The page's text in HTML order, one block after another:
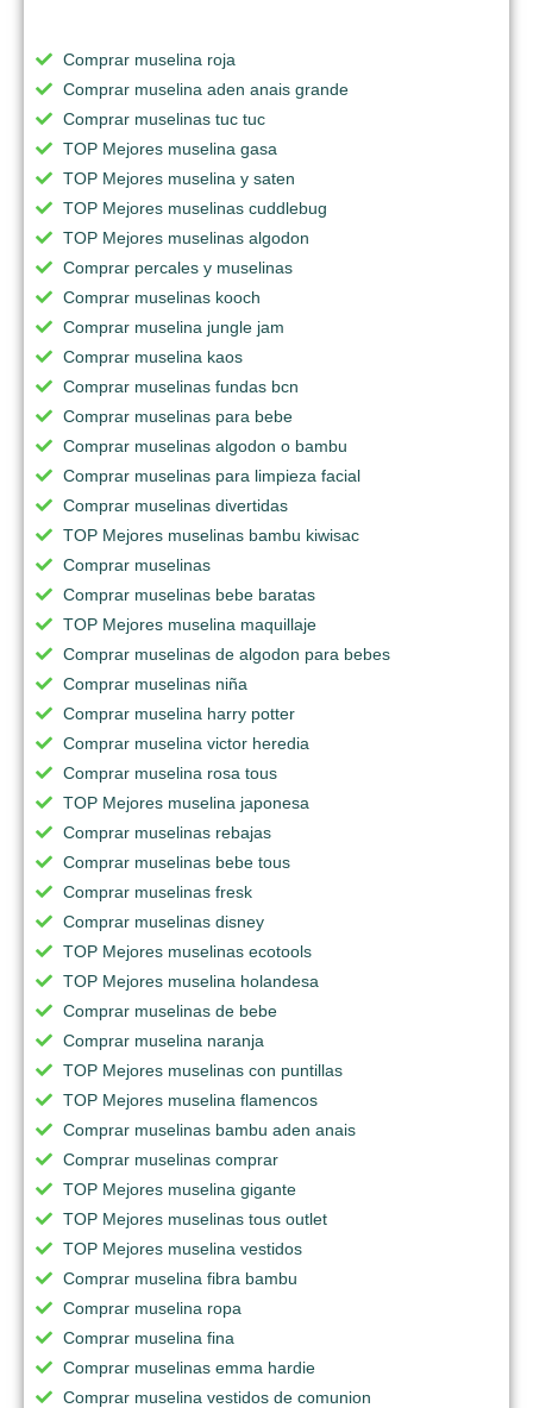
Comprar muselina roja
Comprar muselina aden anais grande
Comprar muselinas tuc tuc
TOP Mejores muselina gasa
TOP Mejores muselina y saten
TOP Mejores muselinas cuddlebug
TOP Mejores muselinas algodon
Comprar percales y muselinas
Comprar muselinas kooch
Comprar muselina jungle jam
Comprar muselina kaos
Comprar muselinas fundas bcn
Comprar muselinas para bebe
Comprar muselinas algodon o bambu
Comprar muselinas para limpieza facial
Comprar muselinas divertidas
TOP Mejores muselinas bambu kiwisac
Comprar muselinas
Comprar muselinas bebe baratas
TOP Mejores muselina maquillaje
Comprar muselinas de algodon para bebes
Comprar muselinas niña
Comprar muselina harry potter
Comprar muselina victor heredia
Comprar muselina rosa tous
TOP Mejores muselina japonesa
Comprar muselinas rebajas
Comprar muselinas bebe tous
Comprar muselinas fresk
Comprar muselinas disney
TOP Mejores muselinas ecotools
TOP Mejores muselina holandesa
Comprar muselinas de bebe
Comprar muselina naranja
TOP Mejores muselinas con puntillas
TOP Mejores muselina flamencos
Comprar muselinas bambu aden anais
Comprar muselinas comprar
TOP Mejores muselina gigante
TOP Mejores muselinas tous outlet
TOP Mejores muselina vestidos
Comprar muselina fibra bambu
Comprar muselina ropa
Comprar muselina fina
Comprar muselinas emma hardie
Comprar muselina vestidos de comunion